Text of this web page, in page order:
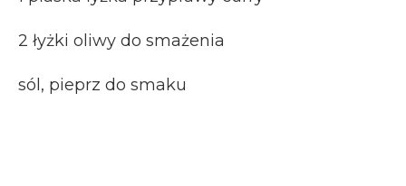
2 łyżki oliwy do smażenia
sól, pieprz do smaku